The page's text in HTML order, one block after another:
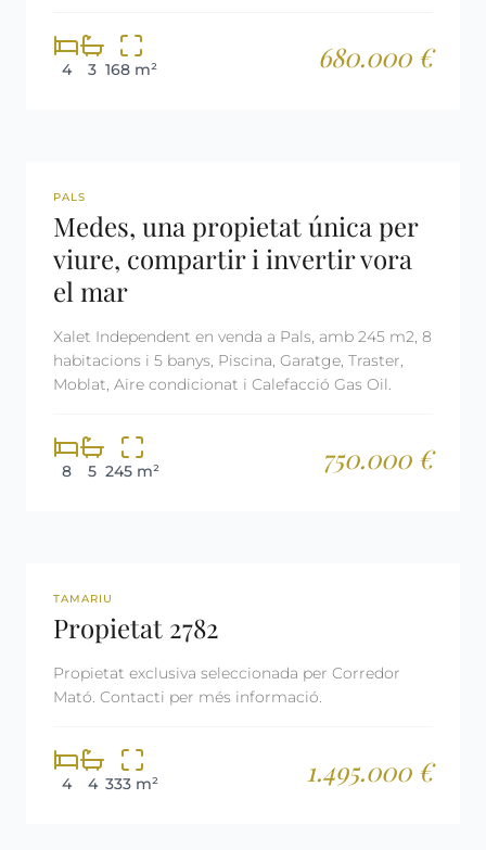
4 3 168 m² 680.000 €
REF: 2734
PALS
Medes, una propietat única per
viure, compartir i invertir vora
el mar
Xalet Independent en venda a Pals, amb 245 m2, 8
habitacions i 5 banys, Piscina, Garatge, Traster,
Moblat, Aire condicionat i Calefacció Gas Oil.
8 5 245 m² 750.000 €
REF: 2782
TAMARIU
Propietat 2782
Propietat exclusiva seleccionada per Corredor
Mató. Contacti per més informació.
4 4 333 m² 1.495.000 €